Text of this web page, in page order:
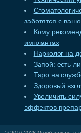
заботятся о
Кому
имплантах
Нарколог на
Запой: есть
Таро на
Здоровый
Увеличить
эффектов